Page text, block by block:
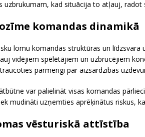
uzbrukumam, kad situācija to atļauj, radot
komandas dinamikā
lomu komandas struktūras un līdzsvara
vidējiem spēlētājiem un uzbrucējiem
pārmērīgi par aizsardzības
var palielināt visas komandas
mudināti uzņemties aprēķinātus riskus,
vēsturiskā attīstība